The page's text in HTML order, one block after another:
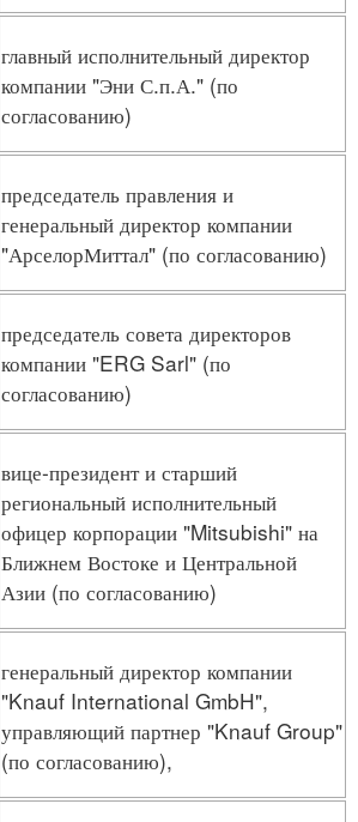
главный исполнительный директор
компании "Эни С.п.А." (по
согласованию)
председатель правления и
генеральный директор компании
"АрселорМиттал" (по согласованию)
председатель совета директоров
компании "ERG Sarl" (по
согласованию)
вице-президент и старший
региональный исполнительный
офицер корпорации "Mitsubishi" на
Ближнем Востоке и Центральной
Азии (по согласованию)
генеральный директор компании
"Knauf International GmbH",
управляющий партнер "Knauf Group"
(по согласованию),